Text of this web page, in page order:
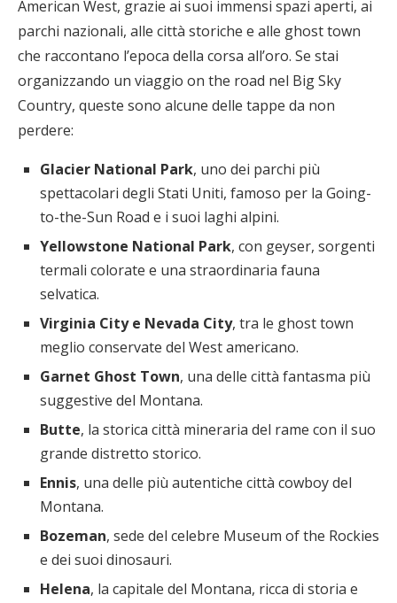
American West, grazie ai suoi immensi spazi aperti, ai
parchi nazionali, alle città storiche e alle ghost town
che raccontano l’epoca della corsa all’oro. Se stai
organizzando un viaggio on the road nel Big Sky
Country, queste sono alcune delle tappe da non
perdere:
Glacier National Park, uno dei parchi più
spettacolari degli Stati Uniti, famoso per la Going-
to-the-Sun Road e i suoi laghi alpini.
Yellowstone National Park, con geyser, sorgenti
termali colorate e una straordinaria fauna
selvatica.
Virginia City e Nevada City, tra le ghost town
meglio conservate del West americano.
Garnet Ghost Town, una delle città fantasma più
suggestive del Montana.
Butte, la storica città mineraria del rame con il suo
grande distretto storico.
Ennis, una delle più autentiche città cowboy del
Montana.
Bozeman, sede del celebre Museum of the Rockies
e dei suoi dinosauri.
Helena, la capitale del Montana, ricca di storia e